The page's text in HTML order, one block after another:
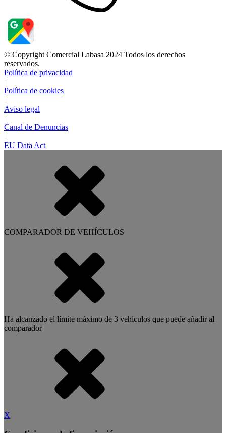
© Copyright Comercial Labasa 2024 Todos los derechos
reservados.
Política de privacidad
|
Política de cookies
|
Aviso legal
|
Canal de Denuncias
|
EU Data Act
COMPARADOR DE VEHÍCULOS
Ha alcanzado el límite máximo de 3 vehículos que puede añadir al
comparador
X